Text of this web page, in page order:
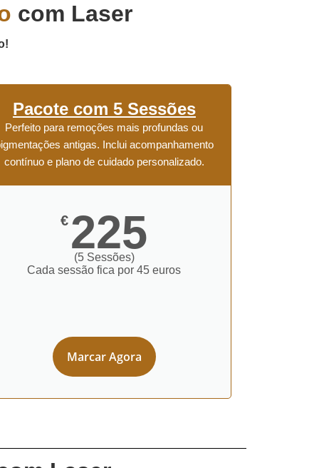
com Laser
Pacote com 5 Sessões
Perfeito para remoções mais profundas ou
antigas. Inclui acompanhamento
contínuo e plano de cuidado personalizado.
€ 225
(5 Sessões)
Cada sessão fica por 45 euros
Marcar Agora